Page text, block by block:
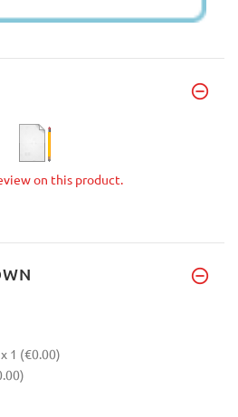
on this product.
x 1 (€0.00)